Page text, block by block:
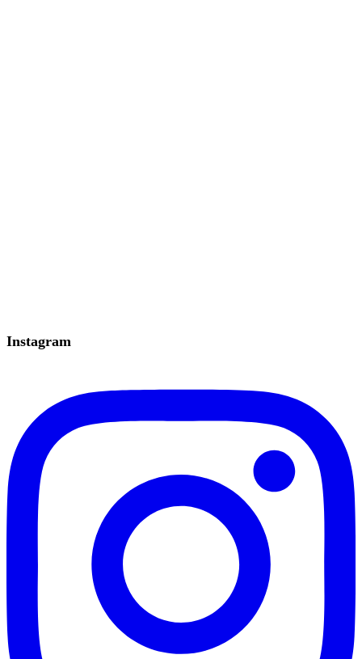
Instagram